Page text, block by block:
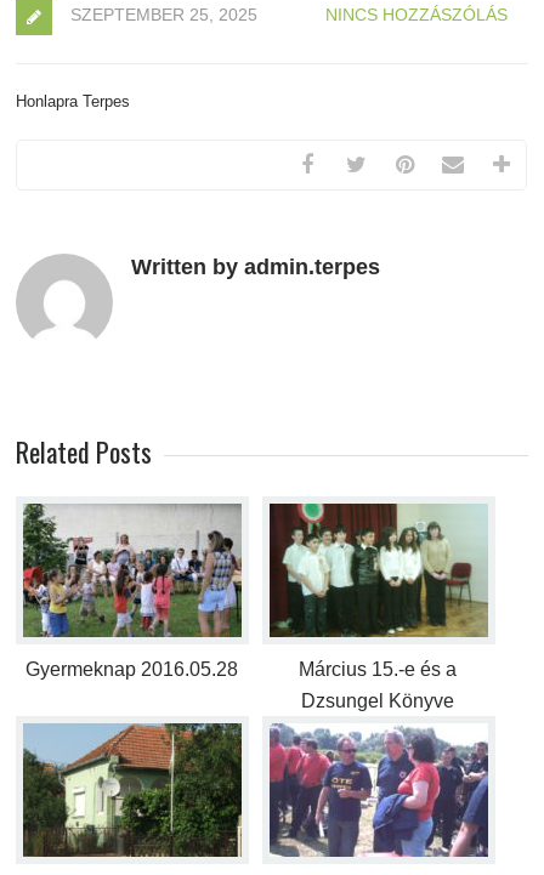
SZEPTEMBER 25, 2025 NINCS HOZZÁSZÓLÁS
Honlapra Terpes
Written by admin.terpes
Related Posts
Gyermeknap 2016.05.28
Március 15.-e és a
Dzsungel Könyve